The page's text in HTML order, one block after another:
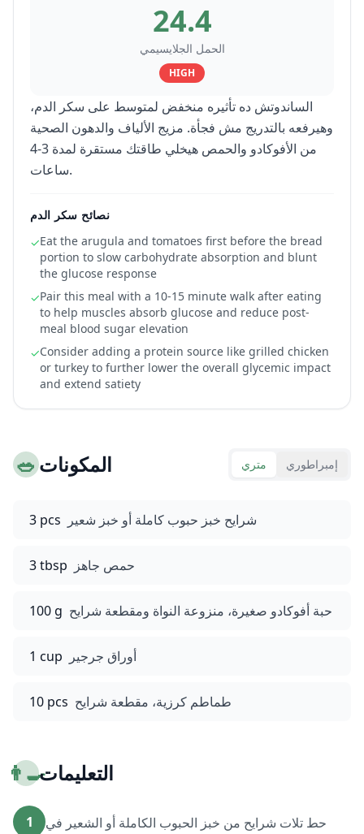
24.4
الحمل الجلايسيمي
HIGH
الساندوتش ده تأثيره منخفض لمتوسط على سكر الدم،
وهيرفعه بالتدريج مش فجأة. مزيج الألياف والدهون الصحية
من الأفوكادو والحمص هيخلي طاقتك مستقرة لمدة 3-4
ساعات.
نصائح سكر الدم
✓Eat the arugula and tomatoes first before the bread
portion to slow carbohydrate absorption and blunt
the glucose response
✓Pair this meal with a 10-15 minute walk after eating
to help muscles absorb glucose and reduce post-
meal blood sugar elevation
✓Consider adding a protein source like grilled chicken
or turkey to further lower the overall glycemic impact
and extend satiety
🥗المكونات متري إمبراطوري
3 pcs شرايح خبز حبوب كاملة أو خبز شعير
3 tbsp حمص جاهز
100 g حبة أفوكادو صغيرة، منزوعة النواة ومقطعة شرايح
1 cup أوراق جرجير
10 pcs طماطم كرزية، مقطعة شرايح
👨‍🍳التعليمات
1 حط تلات شرايح من خبز الحبوب الكاملة أو الشعير في